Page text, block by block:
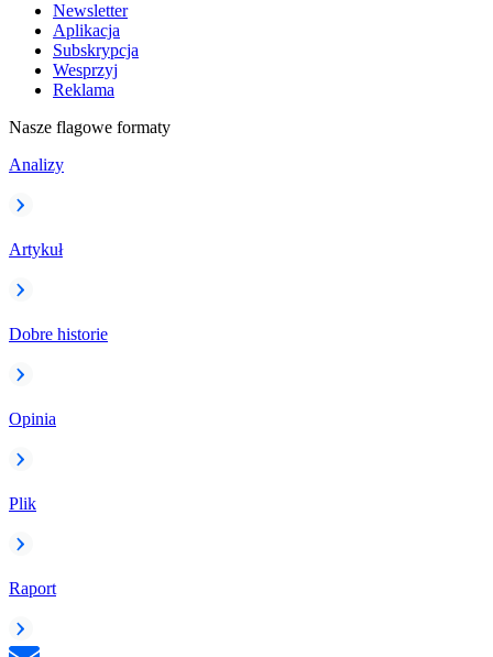
Newsletter
Aplikacja
Subskrypcja
Wesprzyj
Reklama
Nasze flagowe formaty
Analizy
Artykuł
Dobre historie
Opinia
Plik
Raport